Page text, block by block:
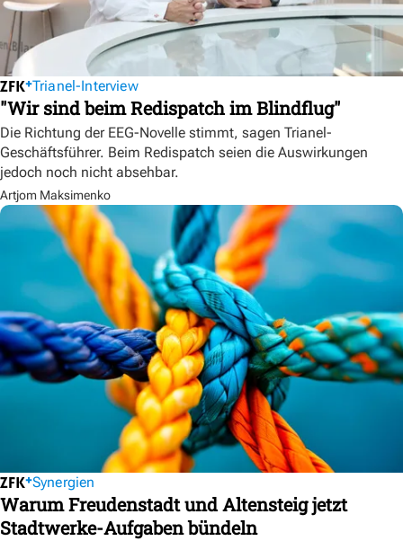
Trianel-Interview
"Wir sind beim Redispatch im Blindflug"
Die Richtung der EEG-Novelle stimmt, sagen Trianel-
Geschäftsführer. Beim Redispatch seien die Auswirkungen
jedoch noch nicht absehbar.
Artjom Maksimenko
Synergien
Warum Freudenstadt und Altensteig jetzt
Stadtwerke-Aufgaben bündeln